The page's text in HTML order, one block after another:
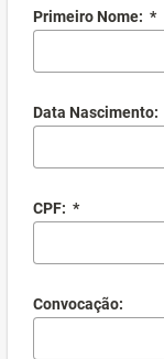
Primeiro Nome: *
Data Nascimento:
CPF: *
Convocação: